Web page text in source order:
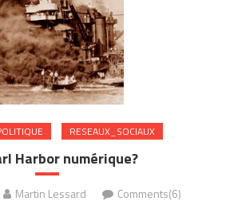
RESEAUX_SOCIAUX
Harbor numérique?
Martin Lessard Comments(6)